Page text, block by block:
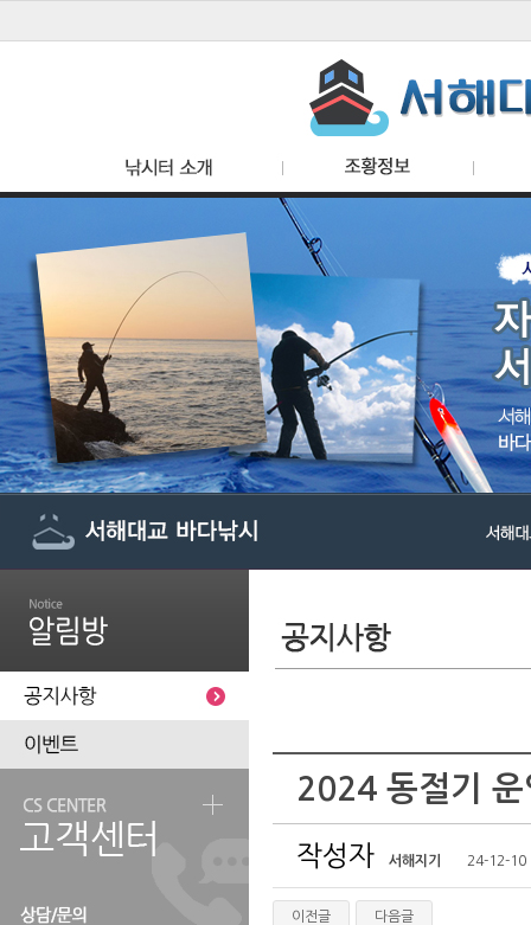
2024 동절기 운
작성자 서해지기 24-12-10
이전글 다음글